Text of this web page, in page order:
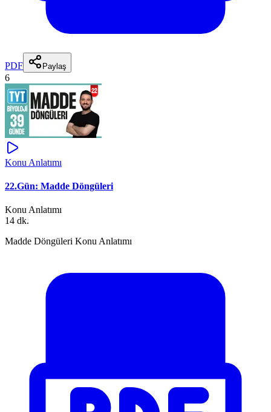
PDF Paylaş
6
Konu Anlatımı
22.Gün: Madde Döngüleri
Konu Anlatımı
14 dk.
Madde Döngüleri Konu Anlatımı